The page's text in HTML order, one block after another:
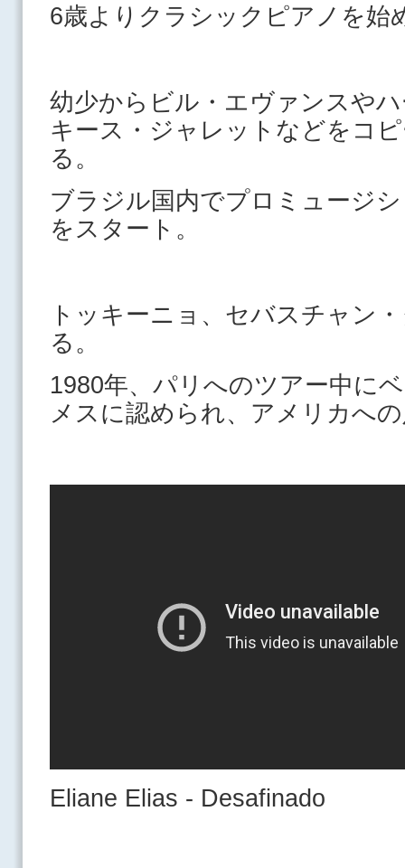
6歳よりクラシックピアノを始
幼少からビル・エヴァンスや
キース・ジャレットなどをコ
る。
ブラジル国内でプロミュージ
をスタート。
トッキーニョ、セバスチャン
る。
1980年、パリへのツアー中に
メスに認められ、アメリカへ
Eliane Elias - Desafinado